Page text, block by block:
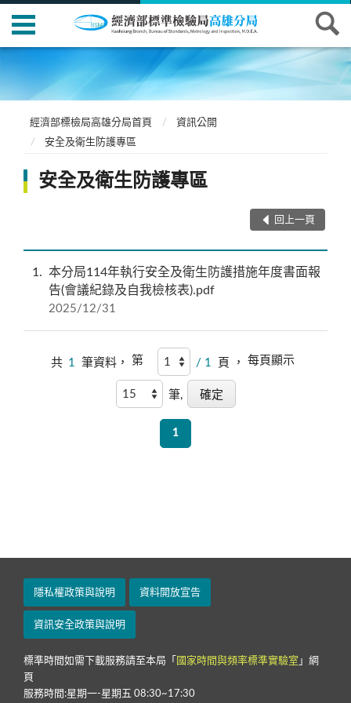
經濟部標檢局高雄分局首頁
資訊公開
安全及衛生防護專區
安全及衛生防護專區
回上一頁
1
本分局114年執行安全及衛生防護措施年度書面報
告(會議紀錄及自我檢核表).pdf
2025/12/31
共 1 筆資料， 第 / 1 頁 ， 每頁顯示
筆,
1
隱私權政策與說明 資料開放宣告
資訊安全政策與說明
標準時間如需下載服務請至本局「 國家時間與頻率標準實驗室 」網
頁
服務時間:星期一-星期五 08:30~17:30